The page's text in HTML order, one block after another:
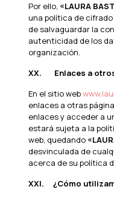
Por ello, «LAURA
una política de
de salvaguardar la
autenticidad de los
organización.
XX. Enlaces a
En el sitio web
enlaces a otras
enlaces y acceder a
estará sujeta a la
web, quedando
desvinculada de
acerca de su política
XXI. ¿Cómo